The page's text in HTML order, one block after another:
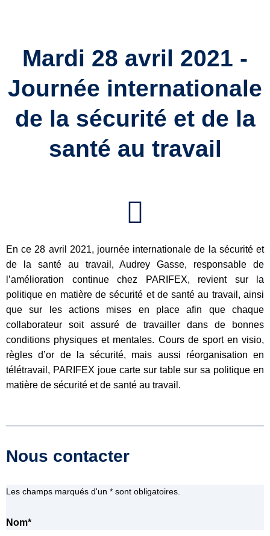
Mardi 28 avril 2021 -
Journée internationale
de la sécurité et de la
santé au travail
En ce 28 avril 2021, journée internationale de la sécurité et
de la santé au travail, Audrey Gasse, responsable de
l’amélioration continue chez PARIFEX, revient sur la
politique en matière de sécurité et de santé au travail, ainsi
que sur les actions mises en place afin que chaque
collaborateur soit assuré de travailler dans de bonnes
conditions physiques et mentales. Cours de sport en visio,
règles d’or de la sécurité, mais aussi réorganisation en
télétravail, PARIFEX joue carte sur table sur sa politique en
matière de sécurité et de santé au travail.
Nous contacter
Les champs marqués d'un * sont obligatoires.
Nom*